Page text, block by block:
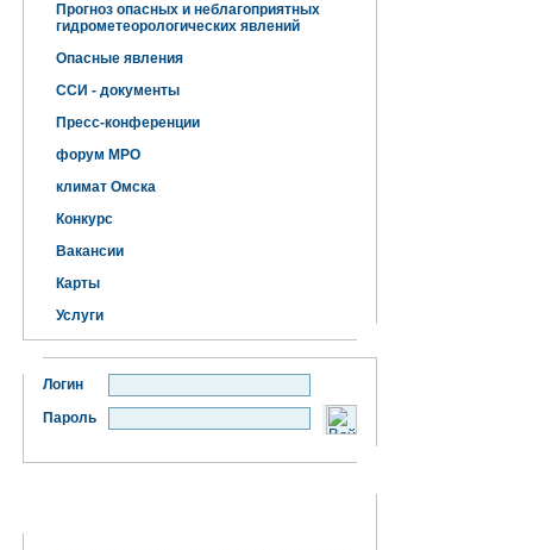
Прогноз опасных и неблагоприятных
гидрометеорологических явлений
Опасные явления
ССИ - документы
Пресс-конференции
форум МРО
климат Омска
Конкурс
Вакансии
Карты
Услуги
Логин
Пароль